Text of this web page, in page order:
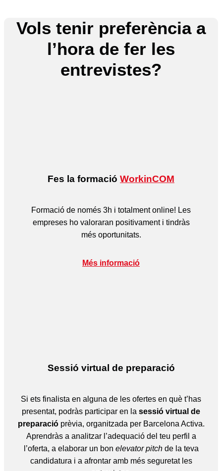
Vols tenir preferència a
l’hora de fer les
entrevistes?
Fes la formació WorkinCOM
Formació de només 3h i totalment online! Les
empreses ho valoraran positivament i tindràs
més oportunitats.
Més informació
Sessió virtual de preparació
Si ets finalista en alguna de les ofertes en què t’has
presentat, podràs participar en la sessió virtual de
preparacióprèvia, organitzada per Barcelona Activa.
Aprendràs a analitzar l’adequació del teu perfil a
l’oferta, a elaborar un bon elevator pitchde la teva
candidatura i a afrontar amb més seguretat les